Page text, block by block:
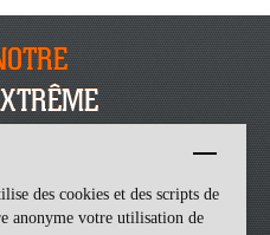
des cookies et des scripts de
anonyme votre utilisation de